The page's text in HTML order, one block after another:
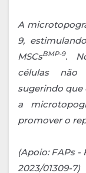
A
9,
MSCsBMP-9.
células não
sugerindo que
a
promover o
(Apoio: FAPs -
2023/01309-7)